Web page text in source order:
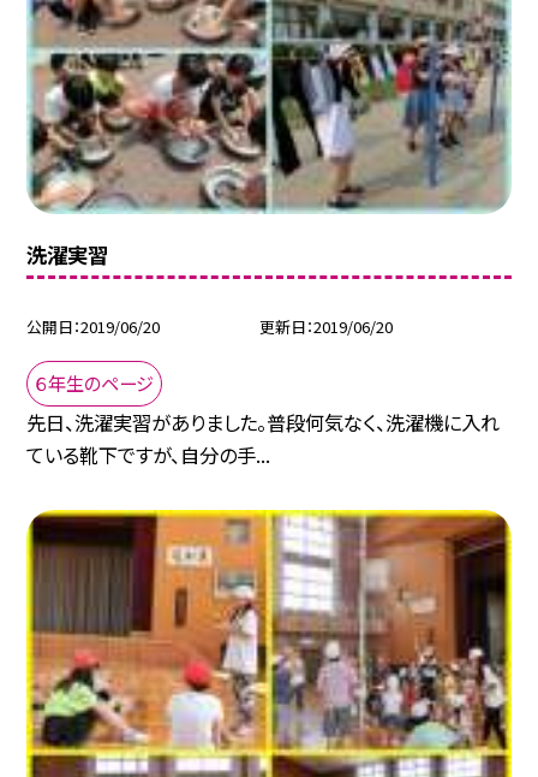
洗濯実習
公開日 2019/06/20 更新日 2019/06/20
６年生のページ
先日、洗濯実習がありました。普段何気なく、洗濯機に入れ
ている靴下ですが、自分の手...